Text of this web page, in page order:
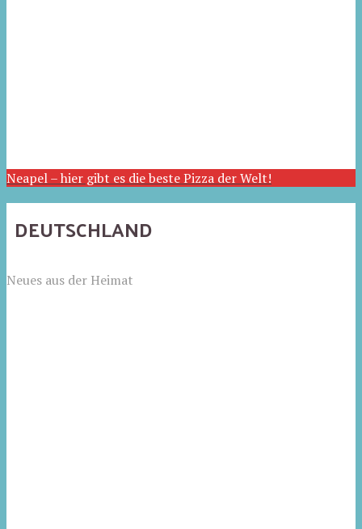
Neapel – hier gibt es die beste Pizza der Welt!
DEUTSCHLAND
Neues aus der Heimat